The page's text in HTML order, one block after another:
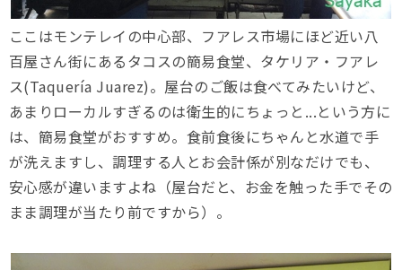
ここはモンテレイの中心部、フアレス市場にほど近い八
百屋さん街にあるタコスの簡易食堂、タケリア・フアレ
ス(Taquería Juarez)。屋台のご飯は食べてみたいけど、
あまりローカルすぎるのは衛生的にちょっと...という方に
は、簡易食堂がおすすめ。食前食後にちゃんと水道で手
が洗えますし、調理する人とお会計係が別なだけでも、
安心感が違いますよね（屋台だと、お金を触った手でその
まま調理が当たり前ですから）。